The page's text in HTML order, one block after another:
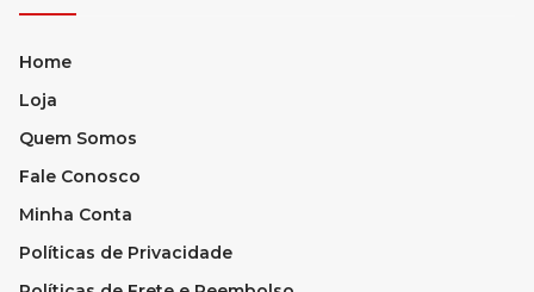
Home
Loja
Quem Somos
Fale Conosco
Minha Conta
Políticas de Privacidade